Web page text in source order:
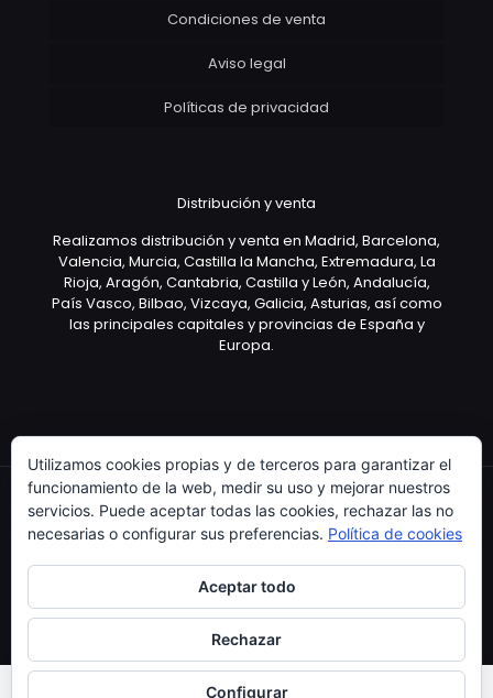
Condiciones de venta
Aviso legal
Políticas de privacidad
Distribución y venta
Realizamos distribución y venta en Madrid, Barcelona,
Valencia, Murcia, Castilla la Mancha, Extremadura, La
Rioja, Aragón, Cantabria, Castilla y León, Andalucía,
País Vasco, Bilbao, Vizcaya, Galicia, Asturias, así como
las principales capitales y provincias de España y
Europa.
Utilizamos cookies propias y de terceros para garantizar el
funcionamiento de la web, medir su uso y mejorar nuestros
servicios. Puede aceptar todas las cookies, rechazar las no
necesarias o configurar sus preferencias. Política de cookies
Aceptar todo
Rechazar
Configurar